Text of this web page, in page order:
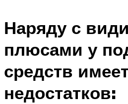
Наряду с
плюсами у
средств
недостатков: